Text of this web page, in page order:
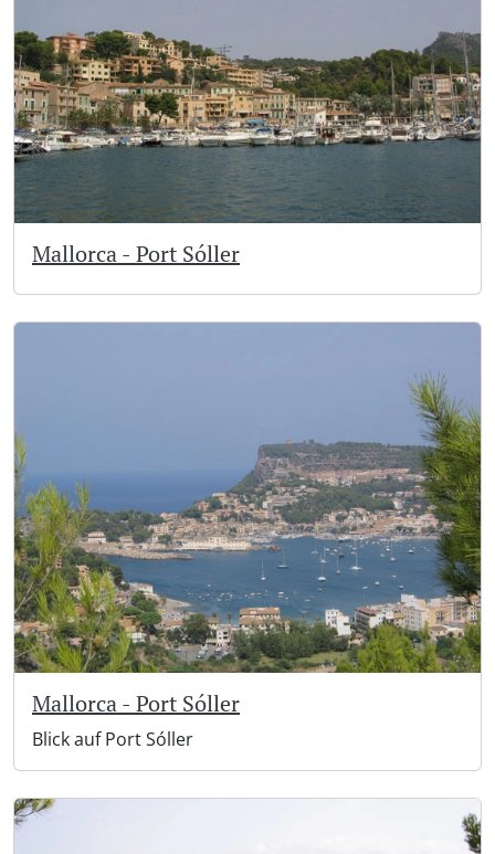
Mallorca - Port Sóller
Mallorca - Port Sóller
Blick auf Port Sóller